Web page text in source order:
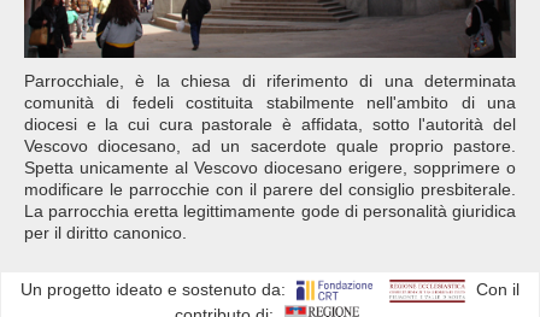
Parrocchiale, è la chiesa di riferimento di una determinata
comunità di fedeli costituita stabilmente nell'ambito di una
diocesi e la cui cura pastorale è affidata, sotto l'autorità del
Vescovo diocesano, ad un sacerdote quale proprio pastore.
Spetta unicamente al Vescovo diocesano erigere, sopprimere o
modificare le parrocchie con il parere del consiglio presbiterale.
La parrocchia eretta legittimamente gode di personalità giuridica
per il diritto canonico.
Un progetto ideato e sostenuto da:
Con il